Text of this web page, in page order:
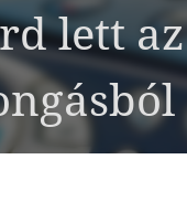
lett